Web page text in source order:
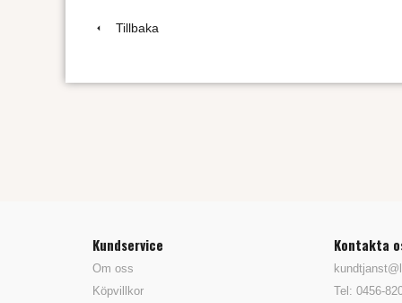
Tillbaka
Kundservice
Om oss
Köpvillkor
Kontakta
Tel: 0456-